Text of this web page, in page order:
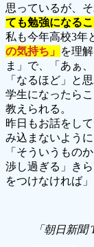
思っているが、
ても勉強になる
私も今年高校3年
の気持ち」
を理
ま」で、「あぁ
「なるほど」と
学生になったら
教えられる。
昨日もお話をし
み込まないよう
「そういうもの
渉し過ぎる」き
をつけなければ
「朝日新聞